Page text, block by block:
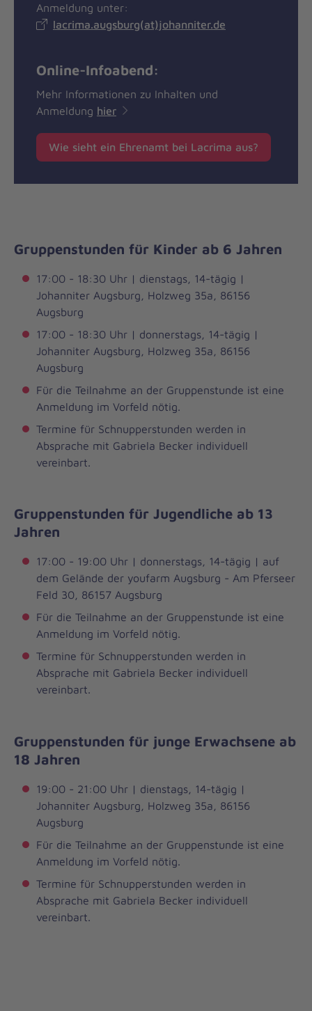
Anmeldung unter:
lacrima.augsburg(at)johanniter.de
Online-Infoabend:
Mehr Informationen zu Inhalten und
Anmeldung hier
Wie sieht ein Ehrenamt bei Lacrima aus?
Gruppenstunden für Kinder ab 6 Jahren
17:00 - 18:30 Uhr | dienstags, 14-tägig |
Johanniter Augsburg, Holzweg 35a, 86156
Augsburg
17:00 - 18:30 Uhr | donnerstags, 14-tägig |
Johanniter Augsburg, Holzweg 35a, 86156
Augsburg
Für die Teilnahme an der Gruppenstunde ist eine
Anmeldung im Vorfeld nötig.
Termine für Schnupperstunden werden in
Absprache mit Gabriela Becker individuell
vereinbart.
Gruppenstunden für Jugendliche ab 13
Jahren
17:00 - 19:00 Uhr | donnerstags, 14-tägig | auf
dem Gelände der youfarm Augsburg - Am Pferseer
Feld 30, 86157 Augsburg
Für die Teilnahme an der Gruppenstunde ist eine
Anmeldung im Vorfeld nötig.
Termine für Schnupperstunden werden in
Absprache mit Gabriela Becker individuell
vereinbart.
Gruppenstunden für junge Erwachsene ab
18 Jahren
19:00 - 21:00 Uhr | dienstags, 14-tägig |
Johanniter Augsburg, Holzweg 35a, 86156
Augsburg
Für die Teilnahme an der Gruppenstunde ist eine
Anmeldung im Vorfeld nötig.
Termine für Schnupperstunden werden in
Absprache mit Gabriela Becker individuell
vereinbart.